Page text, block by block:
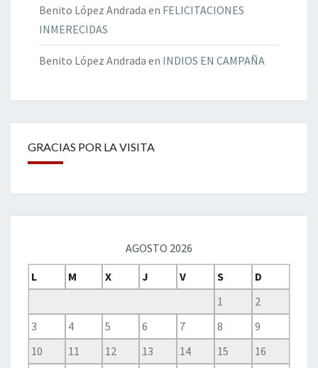
Benito López Andrada en FELICITACIONES
INMERECIDAS
Benito López Andrada en INDIOS EN CAMPAÑA
GRACIAS POR LA VISITA
AGOSTO 2026
L
M X J V S
D
1
2
3
4 5 6 7 8
9
10
11 12 13 14 15
16